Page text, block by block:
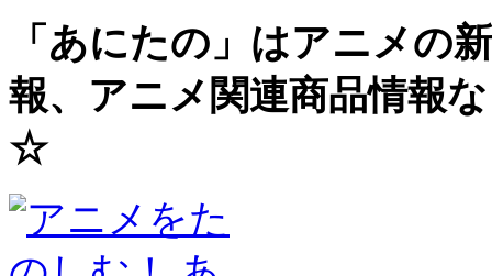
「あにたの」はアニメの
報、アニメ関連商品情報
☆